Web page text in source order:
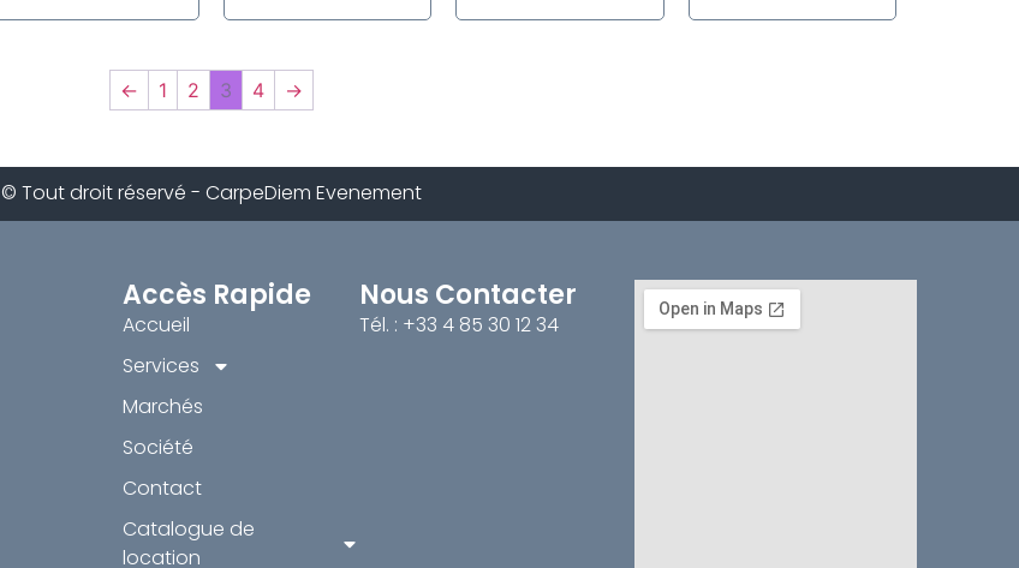
← 1 2 3 4 →
© Tout droit réservé - CarpeDiem Evenement
Accès Rapide
Accueil
Services
Marchés
Société
Contact
Catalogue de
location
Nous Contacter
Tél. : +33 4 85 30 12 34